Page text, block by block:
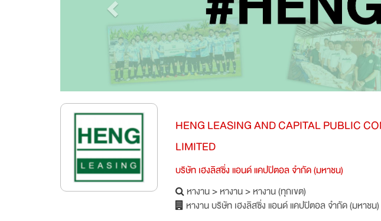
HENG LEASING AND CAPITAL PUBLIC
LIMITED
บริษัท เฮงลิสซิ่ง แอนด์ แคปปิตอล จำกัด (มหาชน)
หางาน>หางาน>หางาน (ทุกเขต)
หางาน บริษัท เฮงลิสซิ่ง แอนด์ แคปปิตอล จำกัด (มหาชน)